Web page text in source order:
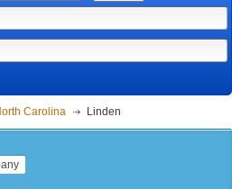
Carolina Linden